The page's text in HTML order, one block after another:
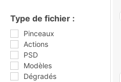
Type de fichier :
Pinceaux
Actions
PSD
Modèles
Dégradés